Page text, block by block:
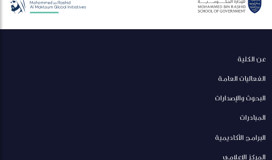
عن الكلية
الفعاليات العامة
البحوث والإصدارات
المبادرات
البرامج الأكاديمية
المركز الإعلامي